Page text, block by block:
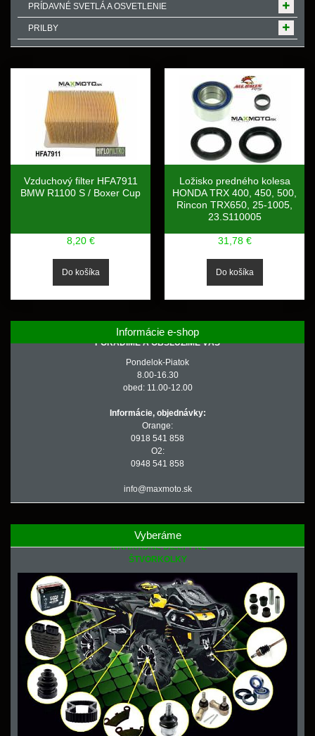
PRÍDAVNÉ SVETLÁ A OSVETLENIE
PRILBY
Vzduchový filter HFA7911
BMW R1100 S / Boxer Cup
8,20 €
Ložisko predného kolesa
HONDA TRX 400, 450, 500,
Rincon TRX650, 25-1005,
23.S110005
31,78 €
Informácie e-shop
PORADÍME A OBSLÚŽIME VÁS
Pondelok-Piatok
8.00-16.30
obed: 11.00-12.00
Informácie, objednávky:
Orange:
0918 541 858
O2:
0948 541 858
info@maxmoto.sk
Vyberáme
NÁHRADNÉ DIELY PRE
ŠTVORKOLKY